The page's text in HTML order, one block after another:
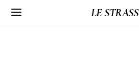
LE STRASS